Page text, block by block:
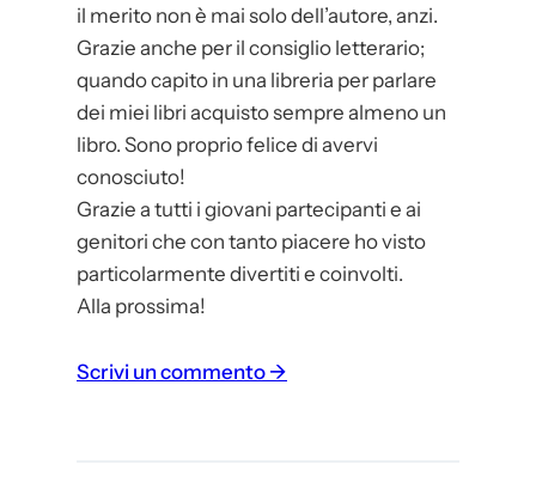
il merito non è mai solo dell’autore, anzi.
Grazie anche per il consiglio letterario;
quando capito in una libreria per parlare
dei miei libri acquisto sempre almeno un
libro. Sono proprio felice di avervi
conosciuto!
Grazie a tutti i giovani partecipanti e ai
genitori che con tanto piacere ho visto
particolarmente divertiti e coinvolti.
Alla prossima!
Scrivi un commento →